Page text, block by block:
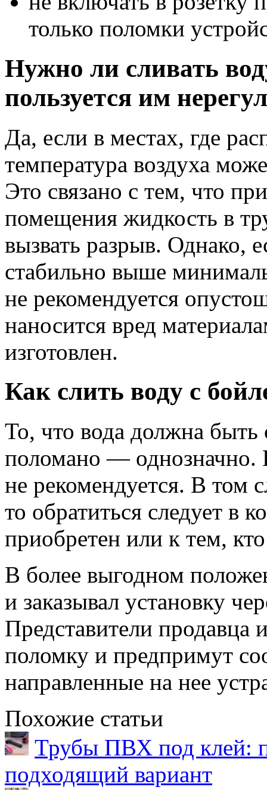
только поломки
Нужно ли сливать
пользуется им
Да, если в местах, где
температура воздуха
Это связано с тем, что
помещения жидкость в
вызвать разрыв. Однако,
стабильно выше
не рекомендуется
наносится вред
изготовлен.
Как слить воду с
То, что вода должна быть
поломано — однозначно.
не рекомендуется. В том
то обратиться следует в
приобретен или к тем,
В более выгодном
и заказывал установку
Представители продавца
поломку и предпримут
направленные на нее
Похожие статьи
Трубы ПВХ под клей:
подходящий вариант